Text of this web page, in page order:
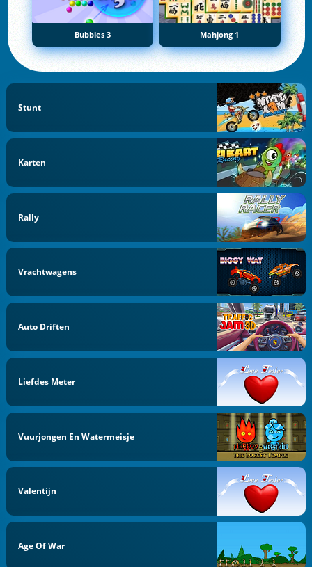
Bubbles 3 Mahjong 1
Stunt
Karten
Rally
Vrachtwagens
Auto Driften
Liefdes Meter
Vuurjongen En Watermeisje
Valentijn
Age Of War